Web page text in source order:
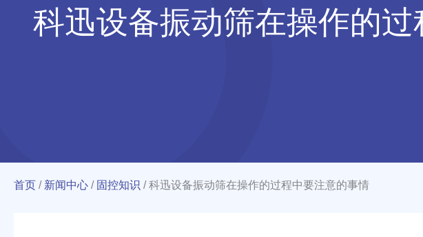
科迅设备振动筛在操作的
首页 / 新闻中心 / 固控知识 /科迅设备振动筛在操作的过程中要注意的事情